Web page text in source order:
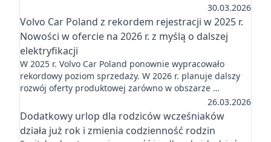
30.03.2026
Volvo Car Poland z rekordem rejestracji w 2025 r.
Nowości w ofercie na 2026 r. z myślą o dalszej
elektryfikacji
W 2025 r. Volvo Car Poland ponownie wypracowało
rekordowy poziom sprzedaży. W 2026 r. planuje dalszy
rozwój oferty produktowej zarówno w obszarze …
26.03.2026
Dodatkowy urlop dla rodziców wcześniaków
działa już rok i zmienia codzienność rodzin